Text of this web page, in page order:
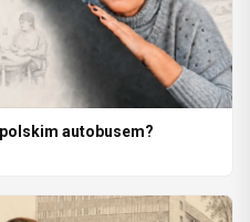
autobusem?